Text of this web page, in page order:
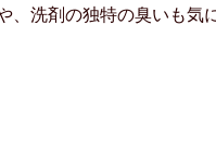
洗剤の独特の臭いも気